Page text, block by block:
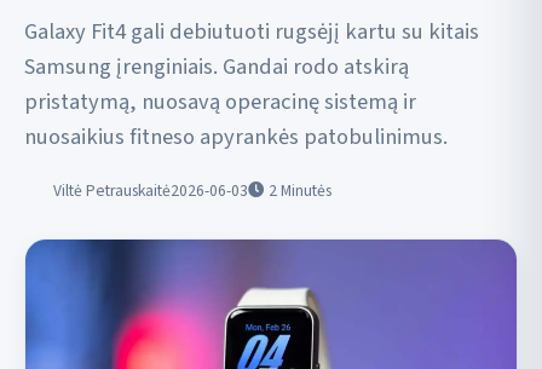
Galaxy Fit4 gali debiutuoti rugsėjį kartu su kitais
Samsung įrenginiais. Gandai rodo atskirą
pristatymą, nuosavą operacinę sistemą ir
nuosaikius fitneso apyrankės patobulinimus.
Viltė Petrauskaitė2026-06-03 2Minutės